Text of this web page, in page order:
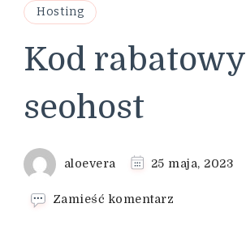
Hosting
Kod rabatowy
seohost
aloevera 25 maja, 2023
Zamieść komentarz